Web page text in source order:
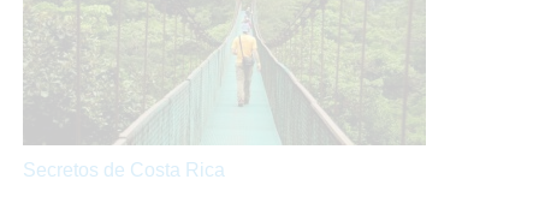
Secretos de Costa Rica